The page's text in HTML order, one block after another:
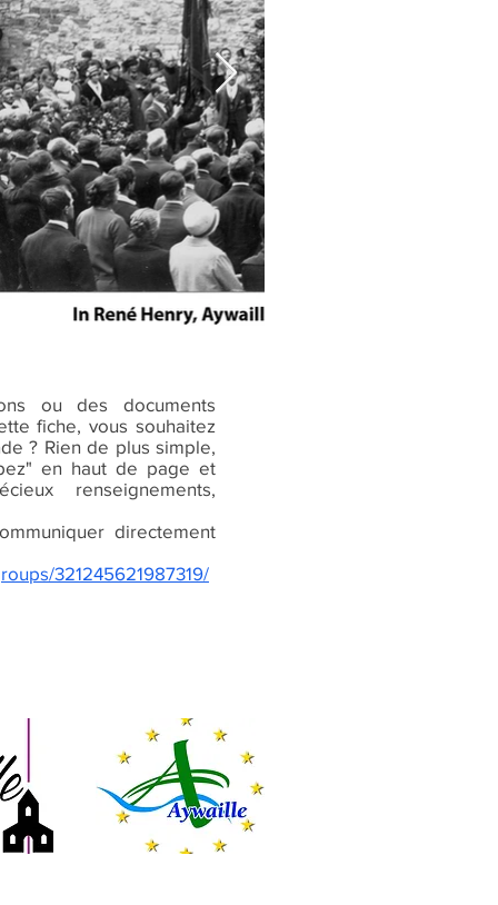
ou des documents
fiche, vous souhaitez
? Rien de plus simple,
en haut de page et
renseignements,
directement
321245621987319/